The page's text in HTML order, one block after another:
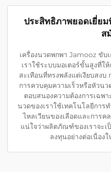
ประสิทธิภาพยอดเยี่ย
ส
เครื่องนวดพกพา Jamooz ขั
เราใช้ระบบมอเตอร์ขั้นสูงที่ใ
สะเทือนที่ทรงพลังแต่เงียบสง
การควบคุมความเร็วหรือหัวน
ตอบสนองความต้องการเฉพ
นวดของเราใช้เทคโนโลยีการ
ไหลเวียนของเลือดและการค
แน่ใจว่าผลิตภัณฑ์ของเราจะ
ลงทุนอย่างต่อเนื่อง